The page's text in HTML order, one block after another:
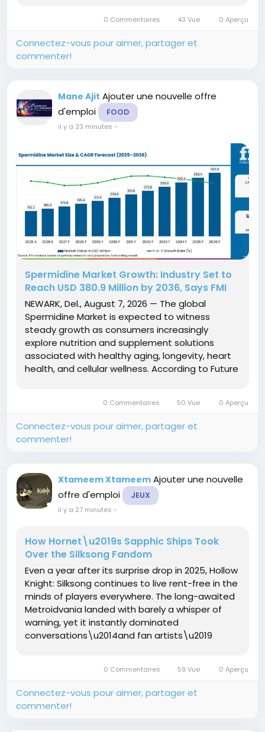
million in 2026 to USD 1.64 billion by...
0 Commentaires 43 Vue 0 Aperçu
Connectez-vous pour aimer, partager et
commenter!
Mane Ajit Ajouter une nouvelle offre
d'emploi
FOOD
il y a 23 minutes -
Spermidine Market Growth: Industry Set to
Reach USD 380.9 Million by 2036, Says FMI
NEWARK, Del., August 7, 2026 — The global
Spermidine Market is expected to witness
steady growth as consumers increasingly
explore nutrition and supplement solutions
associated with healthy aging, longevity, heart
health, and cellular wellness. According to Future
0 Commentaires 50 Vue 0 Aperçu
Connectez-vous pour aimer, partager et
commenter!
Xtameem Xtameem Ajouter une nouvelle
offre d'emploi
JEUX
il y a 27 minutes -
How Hornet\u2019s Sapphic Ships Took
Over the Silksong Fandom
Even a year after its surprise drop in 2025, Hollow
Knight: Silksong continues to live rent-free in the
minds of players everywhere. The long-awaited
Metroidvania landed with barely a whisper of
warning, yet it instantly dominated
conversations\u2014and fan artists\u2019
sparked a particularly unhinged and...
0 Commentaires 59 Vue 0 Aperçu
Connectez-vous pour aimer, partager et
commenter!